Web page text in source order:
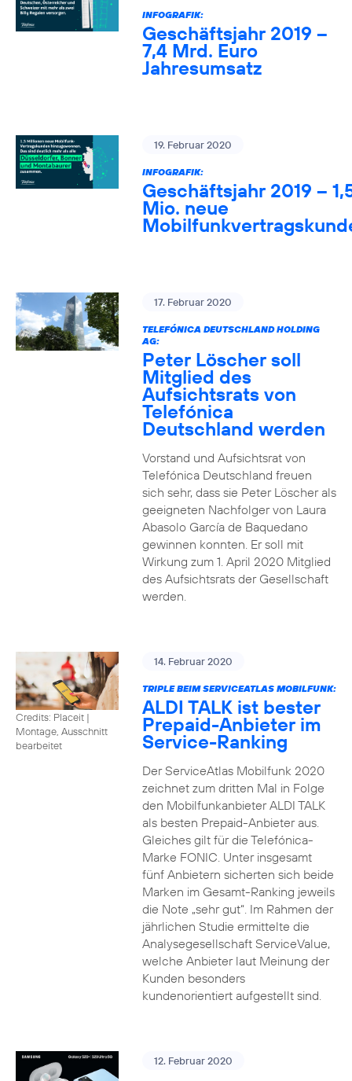
INFOGRAFIK:
Geschäftsjahr 2019 –
7,4 Mrd. Euro
Jahresumsatz
19. Februar 2020
INFOGRAFIK:
Geschäftsjahr 2019 –
Mio. neue
17. Februar 2020
TELEFÓNICA DEUTSCHLAND HOLDING
AG:
Peter Löscher soll
Mitglied des
Aufsichtsrats von
Telefónica
Deutschland werden
Vorstand und Aufsichtsrat von
Telefónica Deutschland freuen
sich sehr, dass sie Peter Löscher als
geeigneten Nachfolger von Laura
Abasolo García de Baquedano
gewinnen konnten. Er soll mit
Wirkung zum 1. April 2020 Mitglied
des Aufsichtsrats der Gesellschaft
werden.
Credits: Placeit |
Montage, Ausschnitt
bearbeitet
14. Februar 2020
TRIPLE BEIM SERVICEATLAS MOBILFUNK:
ALDI TALK ist bester
Prepaid-Anbieter im
Service-Ranking
Der ServiceAtlas Mobilfunk 2020
zeichnet zum dritten Mal in Folge
den Mobilfunkanbieter ALDI TALK
als besten Prepaid-Anbieter aus.
Gleiches gilt für die Telefónica-
Marke FONIC. Unter insgesamt
fünf Anbietern sicherten sich beide
Marken im Gesamt-Ranking jeweils
die Note „sehr gut“. Im Rahmen der
jährlichen Studie ermittelte die
Analysegesellschaft ServiceValue,
welche Anbieter laut Meinung der
Kunden besonders
kundenorientiert aufgestellt sind.
12. Februar 2020